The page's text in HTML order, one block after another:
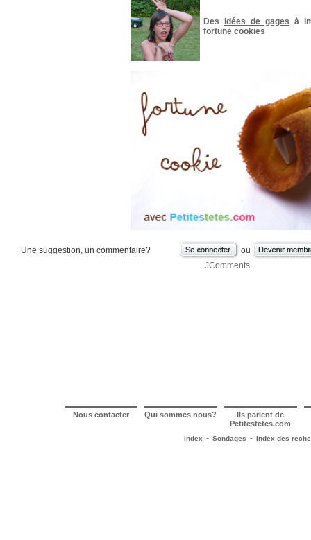
Des idées de gages à
fortune cookies
Une suggestion, un commentaire?
ou
JComments
Nous contacter Qui sommes nous? Ils parlent de
Petitestetes.com
Index - Sondages - Index des